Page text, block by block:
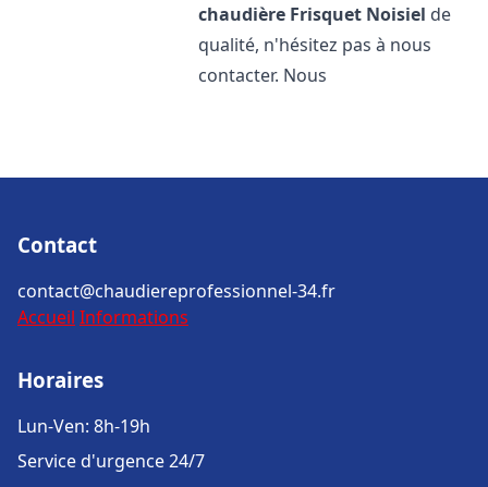
chaudière Frisquet Noisiel de
qualité, n'hésitez pas à nous
contacter. Nous
Contact
contact@chaudiereprofessionnel-34.fr
Accueil Informations
Horaires
Lun-Ven: 8h-19h
Service d'urgence 24/7